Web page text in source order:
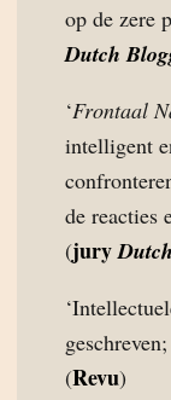
op de zere
Dutch
‘Frontaal
intelligent
de reacties
(jury
(Revu)